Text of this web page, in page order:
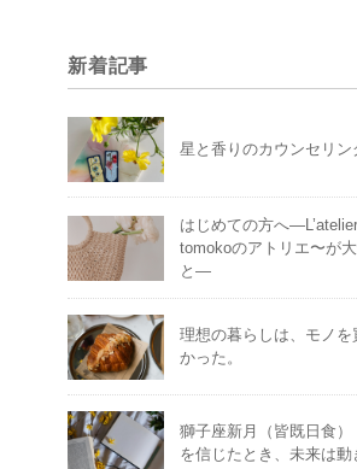
新着記事
星と香りのカウンセリン
はじめての方へ
tomokoのアトリエ〜が
と―
理想の暮らしは、モノを
かった。
獅子座新月（皆既日食）
を信じたとき、未来は動